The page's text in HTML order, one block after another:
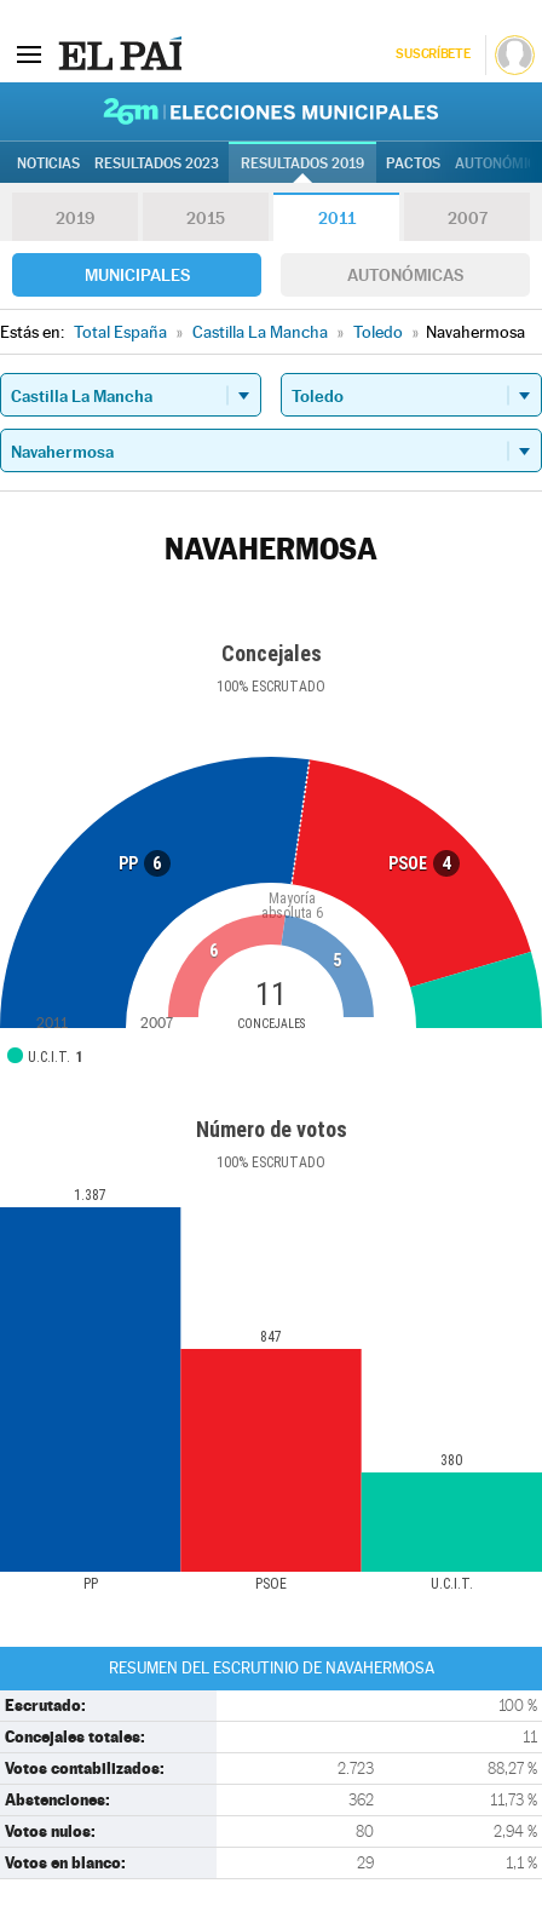
SUSCRÍBETE
NOTICIAS RESULTADOS 2023 RESULTADOS 2019 PACTOS
2019 2015 2011 2007
MUNICIPALES AUTONÓMICAS
Estás en: Total España » Castilla La Mancha » Toledo » Navahermosa
NAVAHERMOSA
Concejales
100% ESCRUTADO
PP 6 PSOE 4
11
CONCEJALES
Mayoría
absoluta 6
U.C.I.T. 1
6 5
2011 2007
Número de votos
100% ESCRUTADO
PP PSOE U.C.I.T.
1.387
847
380
RESUMEN DEL ESCRUTINIO DE NAVAHERMOSA
Escrutado: 100 %
Concejales totales: 11
Votos contabilizados: 2.723 88,27 %
Abstenciones: 362 11,73 %
Votos nulos: 80 2,94 %
Votos en blanco: 29 1,1 %